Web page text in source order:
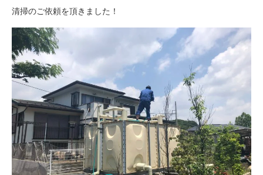
清掃のご依頼を頂きました！